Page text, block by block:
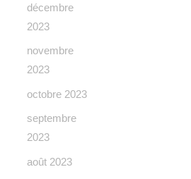
décembre
2023
novembre
2023
octobre 2023
septembre
2023
août 2023